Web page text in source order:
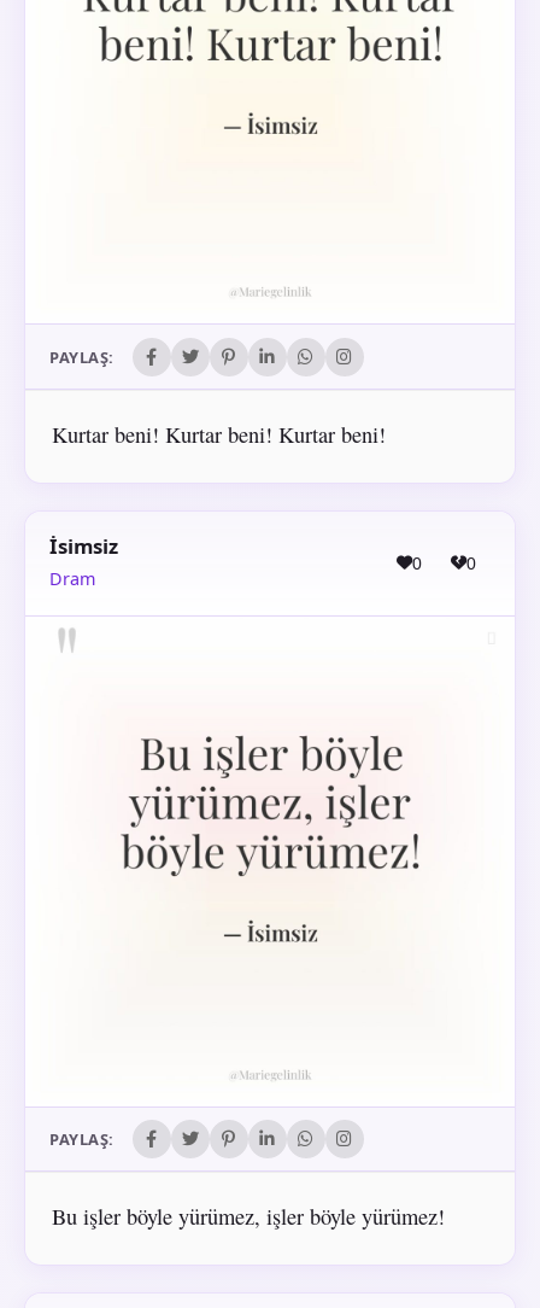
PAYLAŞ:
Kurtar beni! Kurtar beni! Kurtar beni!
İsimsiz
Dram
0 0
PAYLAŞ:
Bu işler böyle yürümez, işler böyle yürümez!